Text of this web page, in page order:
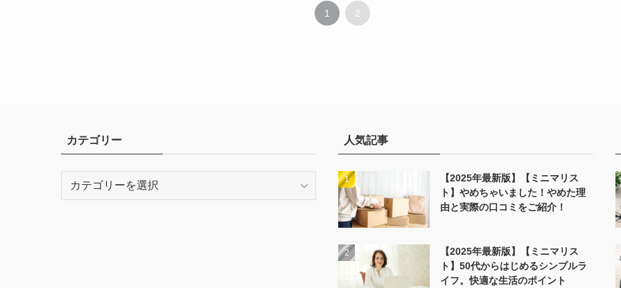
1 2
カテゴリー 人気記事
【2025年最新版】【ミニマリス
ト】やめちゃいました！やめた理
由と実際の口コミをご紹介！
【2025年最新版】【ミニマリス
ト】50代からはじめるシンプルラ
イフ。快適な生活のポイント